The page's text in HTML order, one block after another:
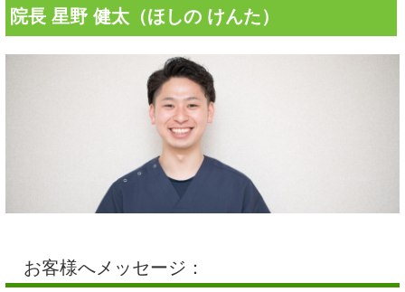
院長 星野 健太（ほしの けんた）
お客様へメッセージ：